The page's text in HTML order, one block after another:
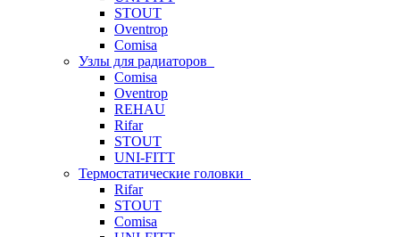
STOUT
Oventrop
Comisa
Узлы для радиаторов
Comisa
Oventrop
REHAU
Rifar
STOUT
UNI-FITT
Термостатические головки
Rifar
STOUT
Comisa